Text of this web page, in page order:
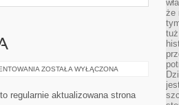
DRESY
TRENINGOWA
ZOSTAŁA WYŁĄCZONA
regularnie aktualizowana strona
że